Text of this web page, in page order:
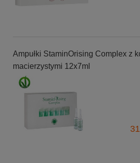
Ampułki StaminOrising Complex z
macierzystymi 12x7ml